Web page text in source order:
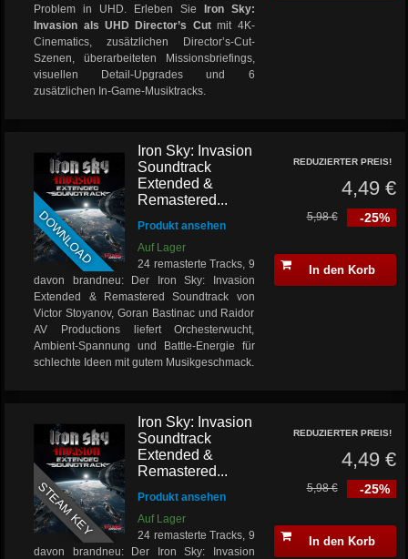
Problem in UHD. Erleben Sie
Iron Sky:
Invasion als UHD Director’s Cutmit 4K-
Cinematics, zusätzlichen Director’s-Cut-
Szenen, überarbeiteten Missionsbriefings,
visuellen Detail-Upgrades und 6
zusätzlichen In-Game-Musiktracks.
DOWNLOAD
Iron Sky: Invasion
Soundtrack
Extended &
Remastered...
Produkt ansehen
Auf Lager
24 remasterte Tracks, 9
davon brandneu: Der Iron Sky: Invasion
Extended & Remastered Soundtrack von
Victor Stoyanov, Goran Bastinac und Raidor
AV Productions liefert Orchesterwucht,
Ambient-Spannung und Battle-Energie für
schlechte Ideen mit gutem Musikgeschmack.
REDUZIERTER PREIS!
4,49 €
-25%
5,98 €
In den Korb
STEAM KEY
Iron Sky: Invasion
Soundtrack
Extended &
Remastered...
Produkt ansehen
Auf Lager
24 remasterte Tracks, 9
davon brandneu: Der Iron Sky: Invasion
REDUZIERTER PREIS!
4,49 €
-25%
5,98 €
In den Korb